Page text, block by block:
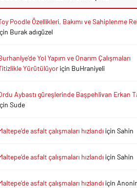
Poodle Özellikleri, Bakımı ve Sahiplenme
Burak adıgüzel
Yol Yapım ve Onarım Çalışmaları
Yürütülüyoriçin BuHraniyeli
Aybastı güreşlerinde Başpehlivan Erkan
Sude
asfalt çalışmaları hızlandı içinSahin
asfalt çalışmaları hızlandı içinSahin
asfalt çalışmaları hızlandı için